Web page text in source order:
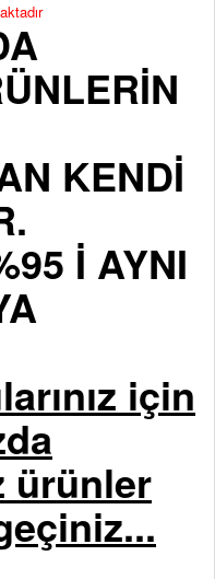
KENDİ
İ AYNI
için
ürünler